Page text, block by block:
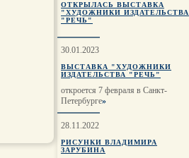
ОТКРЫЛАСЬ ВЫСТАВКА
"ХУДОЖНИКИ ИЗДАТЕЛЬСТВА
"РЕЧЬ"
30.01.2023
ВЫСТАВКА "ХУДОЖНИКИ
ИЗДАТЕЛЬСТВА "РЕЧЬ"
откроется 7 февраля в Санкт-
Петербурге»
28.11.2022
РИСУНКИ ВЛАДИМИРА
ЗАРУБИНА